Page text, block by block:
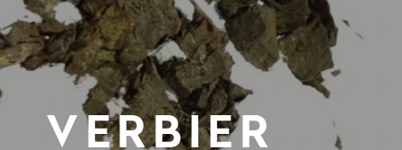
VERBIER